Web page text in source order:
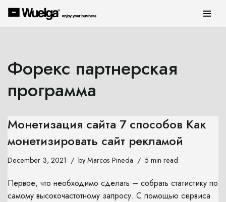
Форекс партнерская
программа
Монетизация сайта 7 способов Как
монетизировать сайт рекламой
December 3, 2021 byMarcos Pineda 5 min read
Первое, что необходимо сделать – собрать статистику по
самому высокочастотному запросу. С помощью сервиса